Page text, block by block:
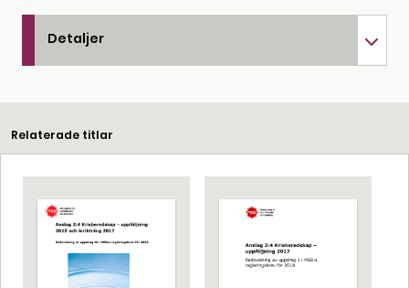
Detaljer
Relaterade titlar